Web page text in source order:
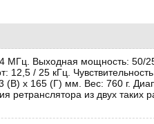
МГц. Выходная мощность: 50/
12,5 / 25 кГц.
x 165 (Г) мм. Вес: 760 г.
из двух таких